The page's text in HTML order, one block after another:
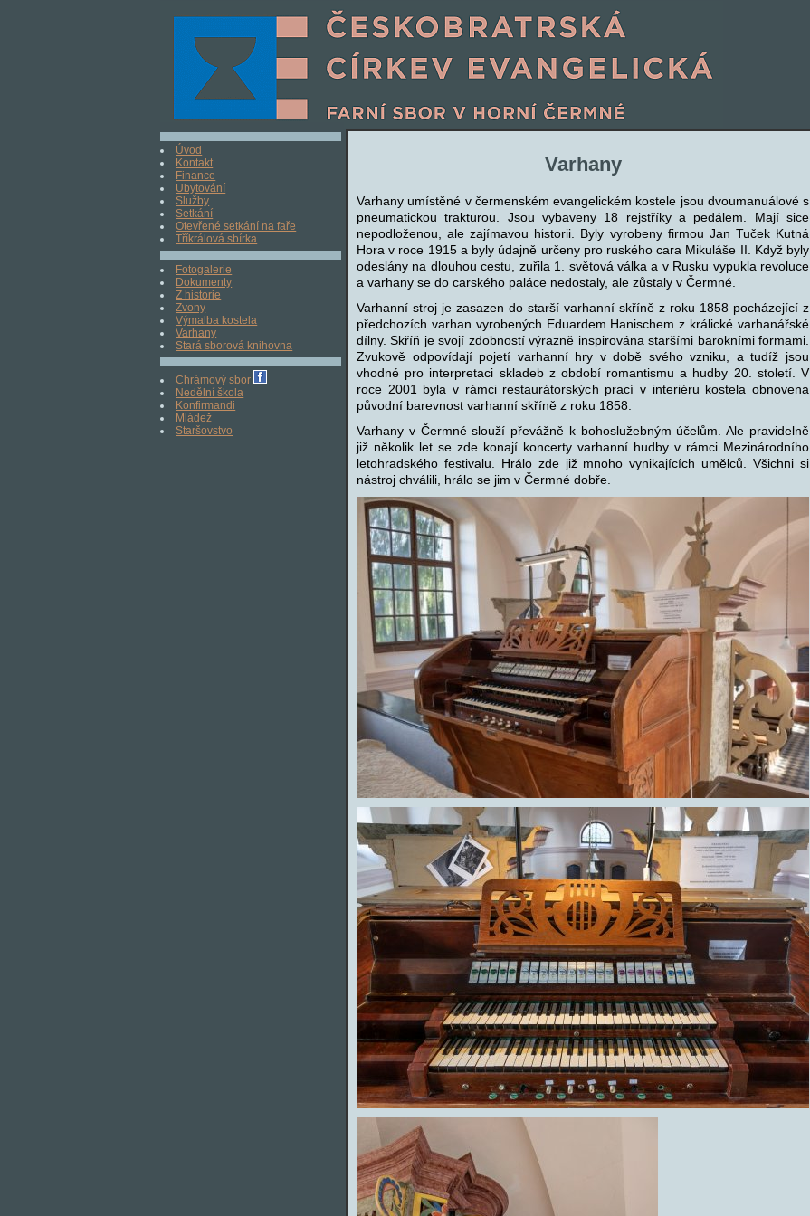
Úvod
Kontakt
Finance
Ubytování
Služby
Setkání
Otevřené setkání na faře
Tříkrálová sbírka
Fotogalerie
Dokumenty
Z historie
Zvony
Výmalba kostela
Varhany
Stará sborová knihovna
Chrámový sbor
Nedělní škola
Konfirmandi
Mládež
Staršovstvo
Varhany
Varhany umístěné v čermenském evangelickém kostele jsou dvoumanuálové s
pneumatickou trakturou. Jsou vybaveny 18 rejstříky a pedálem. Mají sice
nepodloženou, ale zajímavou historii. Byly vyrobeny firmou Jan Tuček Kutná
Hora v roce 1915 a byly údajně určeny pro ruského cara Mikuláše II. Když byly
odeslány na dlouhou cestu, zuřila 1. světová válka a v Rusku vypukla revoluce
a varhany se do carského paláce nedostaly, ale zůstaly v Čermné.
Varhanní stroj je zasazen do starší varhanní skříně z roku 1858 pocházející z
předchozích varhan vyrobených Eduardem Hanischem z králické varhanářské
dílny. Skříň je svojí zdobností výrazně inspirována staršími barokními formami.
Zvukově odpovídají pojetí varhanní hry v době svého vzniku, a tudíž jsou
vhodné pro interpretaci skladeb z období romantismu a hudby 20. století. V
roce 2001 byla v rámci restaurátorských prací v interiéru kostela obnovena
původní barevnost varhanní skříně z roku 1858.
Varhany v Čermné slouží převážně k bohoslužebným účelům. Ale pravidelně
již několik let se zde konají koncerty varhanní hudby v rámci Mezinárodního
letohradského festivalu. Hrálo zde již mnoho vynikajících umělců. Všichni si
nástroj chválili, hrálo se jim v Čermné dobře.